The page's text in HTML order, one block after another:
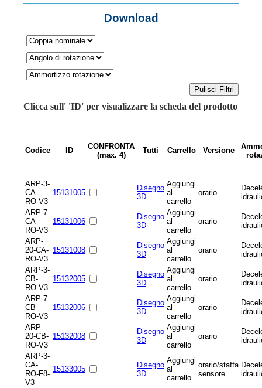
Download
Clicca sull' 'ID' per visualizzare la scheda del prodotto
Codice ID
CONFRONTA
(max. 4)
Tutti Carrello Versione
ARP-3-
CA-
RO-V3
15131005
Disegno
3D
Aggiungi
al
carrello
orario
ARP-7-
CA-
RO-V3
15131006
Disegno
3D
Aggiungi
al
carrello
orario
ARP-
20-CA-
RO-V3
15131008
Disegno
3D
Aggiungi
al
carrello
orario
ARP-3-
CB-
RO-V3
15132005
Disegno
3D
Aggiungi
al
carrello
orario
ARP-7-
CB-
RO-V3
15132006
Disegno
3D
Aggiungi
al
carrello
orario
ARP-
20-CB-
RO-V3
15132008
Disegno
3D
Aggiungi
al
carrello
orario
ARP-3-
CA-
RO-F8-
V3
15133005
Disegno
3D
Aggiungi
al
carrello
orario/staffa
sensore